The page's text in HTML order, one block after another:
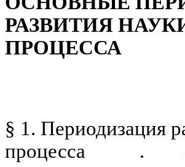
РАЗВИТИЯ
ПРОЦЕССА
§ 1. Периодизация
процесса .